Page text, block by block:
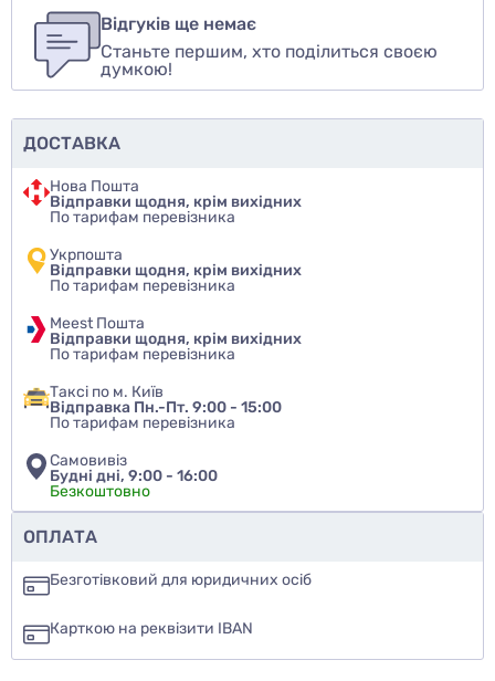
авторизуйтесьили войдите
Оцінити товар
Чи рекомендуєте ви цей товар
так
ще не знаю
Відгуків ще немає
Станьте першим, хто поділиться своєю
думкою!
ДОСТАВКА
Нова Пошта
Відправки щодня, крім вихідних
По тарифам перевізника
Укрпошта
Відправки щодня, крім вихідних
По тарифам перевізника
Meest Пошта
Відправки щодня, крім вихідних
По тарифам перевізника
Таксі по м. Київ
Відправка Пн.-Пт. 9:00 - 15:00
По тарифам перевізника
Самовивіз
Будні дні, 9:00 - 16:00
Безкоштовно
ОПЛАТА
Безготівковий для юридичних осіб
Карткою на реквізити IBAN